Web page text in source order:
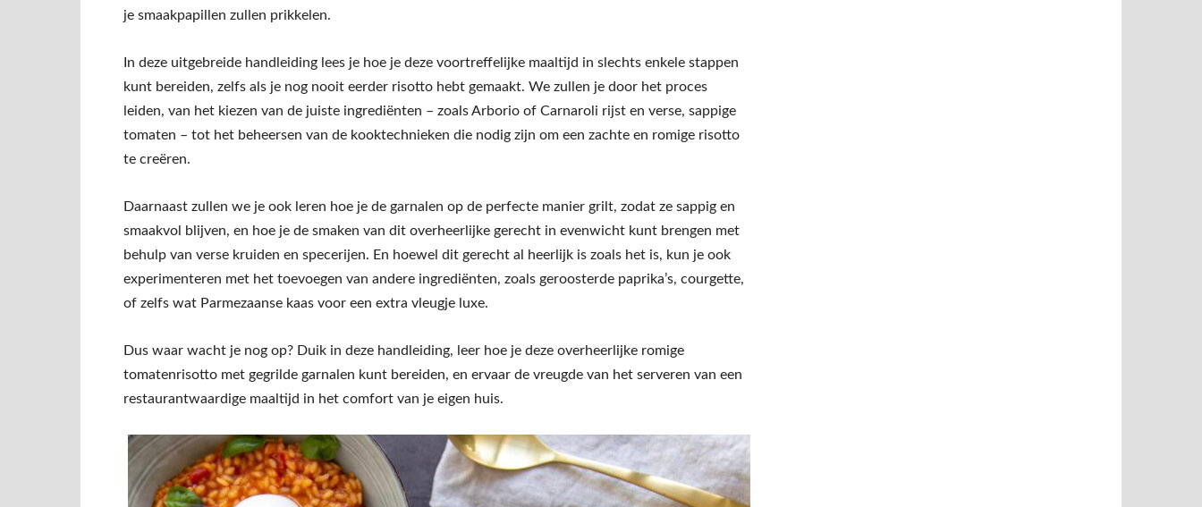
je smaakpapillen zullen prikkelen.
In deze uitgebreide handleiding lees je hoe je deze voortreffelijke maaltijd in slechts enkele stappen
kunt bereiden, zelfs als je nog nooit eerder risotto hebt gemaakt. We zullen je door het proces
leiden, van het kiezen van de juiste ingrediënten – zoals Arborio of Carnaroli rijst en verse, sappige
tomaten – tot het beheersen van de kooktechnieken die nodig zijn om een ​​zachte en romige risotto
te creëren.
Daarnaast zullen we je ook leren hoe je de garnalen op de perfecte manier grilt, zodat ze sappig en
smaakvol blijven, en hoe je de smaken van dit overheerlijke gerecht in evenwicht kunt brengen met
behulp van verse kruiden en specerijen. En hoewel dit gerecht al heerlijk is zoals het is, kun je ook
experimenteren met het toevoegen van andere ingrediënten, zoals geroosterde paprika’s, courgette,
of zelfs wat Parmezaanse kaas voor een extra vleugje luxe.
Dus waar wacht je nog op? Duik in deze handleiding, leer hoe je deze overheerlijke romige
tomatenrisotto met gegrilde garnalen kunt bereiden, en ervaar de vreugde van het serveren van een
restaurantwaardige maaltijd in het comfort van je eigen huis.